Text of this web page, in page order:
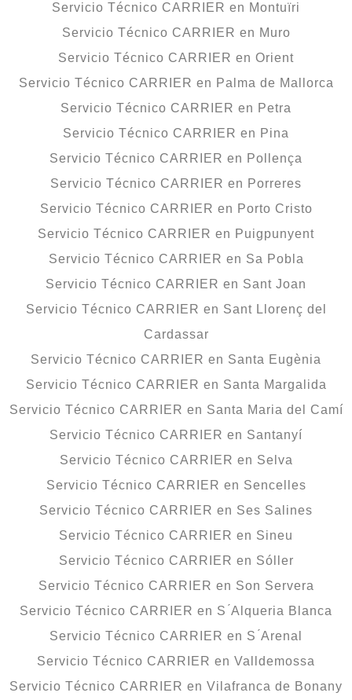
Servicio Técnico CARRIER en Montuïri
Servicio Técnico CARRIER en Muro
Servicio Técnico CARRIER en Orient
Servicio Técnico CARRIER en Palma de Mallorca
Servicio Técnico CARRIER en Petra
Servicio Técnico CARRIER en Pina
Servicio Técnico CARRIER en Pollença
Servicio Técnico CARRIER en Porreres
Servicio Técnico CARRIER en Porto Cristo
Servicio Técnico CARRIER en Puigpunyent
Servicio Técnico CARRIER en Sa Pobla
Servicio Técnico CARRIER en Sant Joan
Servicio Técnico CARRIER en Sant Llorenç del
Cardassar
Servicio Técnico CARRIER en Santa Eugènia
Servicio Técnico CARRIER en Santa Margalida
Servicio Técnico CARRIER en Santa Maria del Camí
Servicio Técnico CARRIER en Santanyí
Servicio Técnico CARRIER en Selva
Servicio Técnico CARRIER en Sencelles
Servicio Técnico CARRIER en Ses Salines
Servicio Técnico CARRIER en Sineu
Servicio Técnico CARRIER en Sóller
Servicio Técnico CARRIER en Son Servera
Servicio Técnico CARRIER en S ́Alqueria Blanca
Servicio Técnico CARRIER en S ́Arenal
Servicio Técnico CARRIER en Valldemossa
Servicio Técnico CARRIER en Vilafranca de Bonany